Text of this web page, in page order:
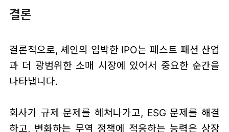
결론
결론적으로, 셰인의 임박한 IPO는 패스트 패션 산업
과 더 광범위한 소매 시장에 있어서 중요한 순간을
나타냅니다.
회사가 규제 문제를 헤쳐나가고, ESG 문제를 해결
하고, 변화하는 무역 정책에 적응하는 능력은 상장